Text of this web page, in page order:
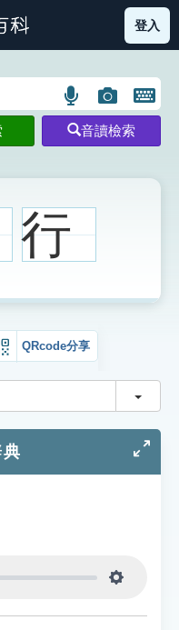
部首索引表圖示
登入
語
言
搜
示
圖
片
搜
開
鍵
圖
音讀檢索
行
QRcode分享
切換